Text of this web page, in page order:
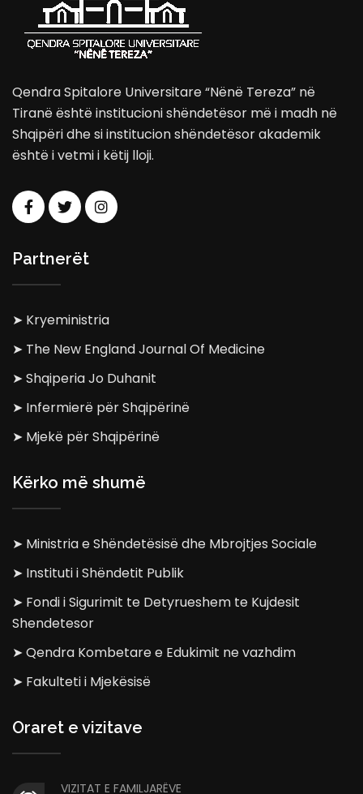
Qendra Spitalore Universitare “Nënë Tereza” në
Tiranë është institucioni shëndetësor më i madh në
Shqipëri dhe si institucion shëndetësor akademik
është i vetmi i këtij lloji.
Partnerët
➤ Kryeministria
➤ The New England Journal Of Medicine
➤ Shqiperia Jo Duhanit
➤ Infermierë për Shqipërinë
➤ Mjekë për Shqipërinë
Kërko më shumë
➤ Ministria e Shëndetësisë dhe Mbrojtjes Sociale
➤ Instituti i Shëndetit Publik
➤ Fondi i Sigurimit te Detyrueshem te Kujdesit
Shendetesor
➤ Qendra Kombetare e Edukimit ne vazhdim
➤ Fakulteti i Mjekësisë
Oraret e vizitave
VIZITAT E FAMILJARËVE